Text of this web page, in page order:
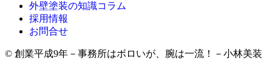
外壁塗装の知識コラム
採用情報
お問合せ
© 創業平成9年－事務所はボロいが、腕は一流！－小林美装